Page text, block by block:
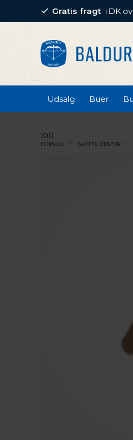
Gratis fragt i DK
Udsalg Buer
100
FORSIDE SKYTTE UDSTYR